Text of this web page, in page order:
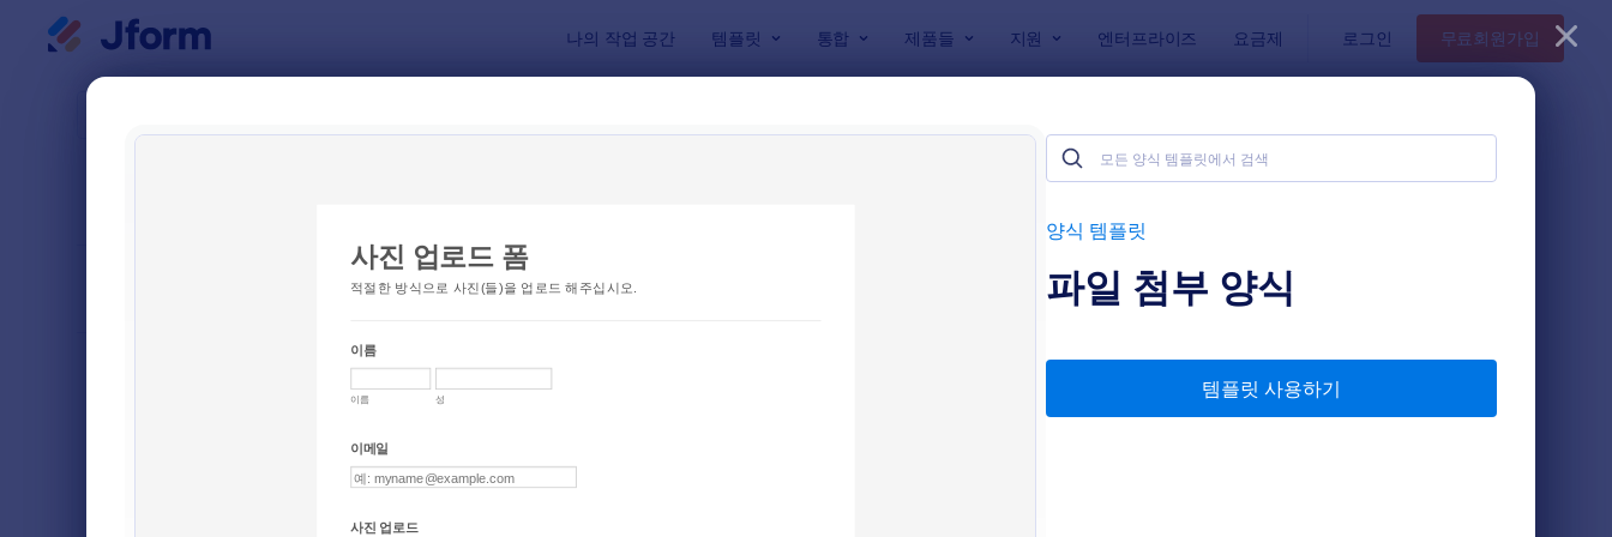
나의 작업 공간 템플릿 통합 제품들 지원 엔터프라이즈 요금제 로그인 무료회원가입
양식 템플릿
파일 첨부 양식
템플릿 사용하기
12
26